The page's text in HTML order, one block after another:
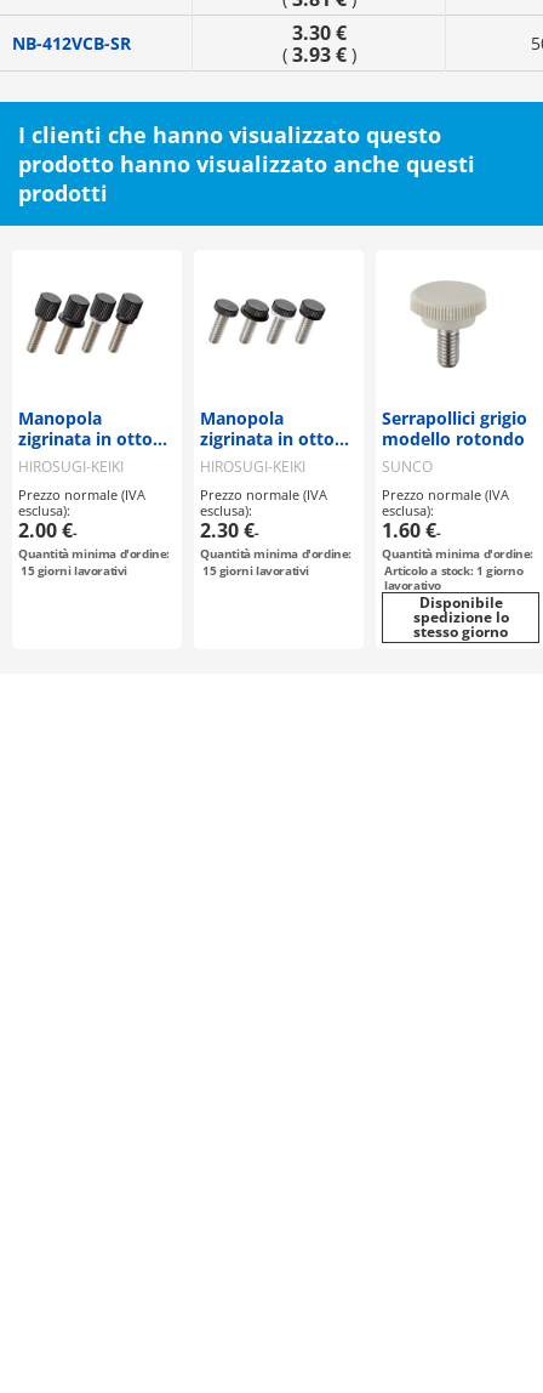
NB-412VCB-SR 3.30 €
( 3.93 €)
I clienti che hanno visualizzato questo
prodotto hanno visualizzato anche questi
prodotti
Manopola
zigrinata in ottone
(con gradino) NB-
DB / DB-NB / DB-
SR / DB-R
HIROSUGI-KEIKI
Prezzo normale (IVA
esclusa):
2.00 €-
Quantità minima d'ordine:
15giorni lavorativi
Manopola
zigrinata in ottone
(testa bassa) NB-
GB / GB-NB / GB-
SR / GB-R
HIROSUGI-KEIKI
Prezzo normale (IVA
esclusa):
2.30 €-
Quantità minima d'ordine:
15giorni lavorativi
Serrapollici grigio
modello rotondo
SUNCO
Prezzo normale (IVA
esclusa):
1.60 €-
Quantità minima d'ordine:
Articolo a stock: 1 giorno
lavorativo
Disponibile
spedizione lo
stesso giorno